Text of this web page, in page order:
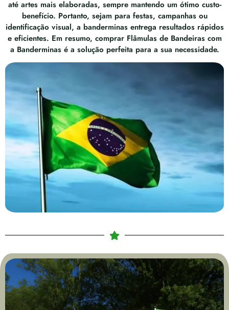
até artes mais elaboradas, sempre mantendo um ótimo custo-
benefício. Portanto, sejam para festas, campanhas ou
identificação visual, a banderminas entrega resultados rápidos
e eficientes. Em resumo, comprar Flâmulas de Bandeiras com
a Banderminas é a solução perfeita para a sua necessidade.